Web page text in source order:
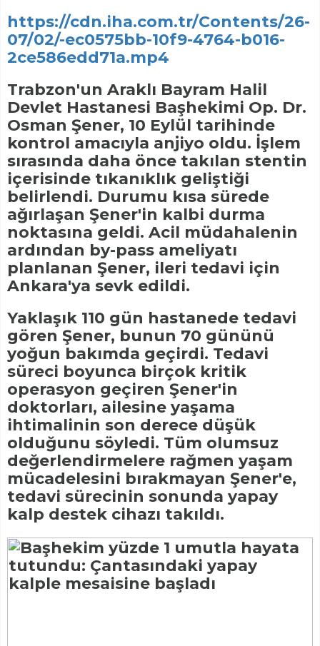
https://cdn.iha.com.tr/Contents/26-
07/02/-ec0575bb-10f9-4764-b016-
2ce586edd71a.mp4
Trabzon'un Araklı Bayram Halil
Devlet Hastanesi Başhekimi Op. Dr.
Osman Şener, 10 Eylül tarihinde
kontrol amacıyla anjiyo oldu. İşlem
sırasında daha önce takılan stentin
içerisinde tıkanıklık geliştiği
belirlendi. Durumu kısa sürede
ağırlaşan Şener'in kalbi durma
noktasına geldi. Acil müdahalenin
ardından by-pass ameliyatı
planlanan Şener, ileri tedavi için
Ankara'ya sevk edildi.
Yaklaşık 110 gün hastanede tedavi
gören Şener, bunun 70 gününü
yoğun bakımda geçirdi. Tedavi
süreci boyunca birçok kritik
operasyon geçiren Şener'in
doktorları, ailesine yaşama
ihtimalinin son derece düşük
olduğunu söyledi. Tüm olumsuz
değerlendirmelere rağmen yaşam
mücadelesini bırakmayan Şener'e,
tedavi sürecinin sonunda yapay
kalp destek cihazı takıldı.